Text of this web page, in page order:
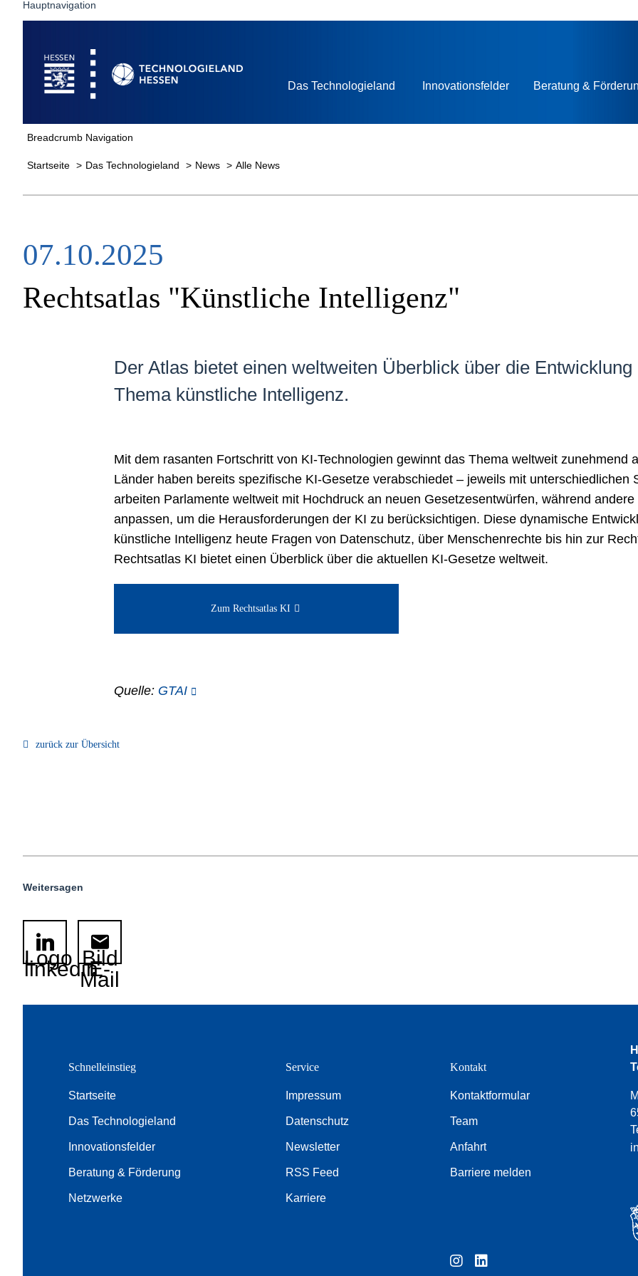
Hauptnavigation
Startseite
Das Technologieland Innovationsfelder Beratung &
Breadcrumb Navigation
Startseite Das Technologieland News Alle News
07.10.2025
Rechtsatlas "Künstliche Intelligenz"
Der Atlas bietet einen weltweiten Überblick über die
Thema künstliche Intelligenz.
Mit dem rasanten Fortschritt von KI-Technologien gewinnt das Thema weltweit zunehmend
Länder haben bereits spezifische KI-Gesetze verabschiedet – jeweils mit unterschiedlichen
arbeiten Parlamente weltweit mit Hochdruck an neuen Gesetzesentwürfen, während
anpassen, um die Herausforderungen der KI zu berücksichtigen. Diese dynamische
künstliche Intelligenz heute Fragen von Datenschutz, über Menschenrechte bis hin zur
Rechtsatlas KI bietet einen Überblick über die aktuellen KI-Gesetze weltweit.
Zum Rechtsatlas KI
Quelle: GTAI
zurück zur Übersicht
Weitersagen
Logo
linkedinBild
E-
Mail
Schnelleinstieg
Startseite
Das Technologieland
Innovationsfelder
Beratung & Förderung
Netzwerke
Service
Impressum
Datenschutz
Newsletter
RSS Feed
Karriere
Kontakt
Kontaktformular
Team
Anfahrt
Barriere melden